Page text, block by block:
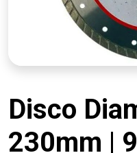
Disco
230mm |